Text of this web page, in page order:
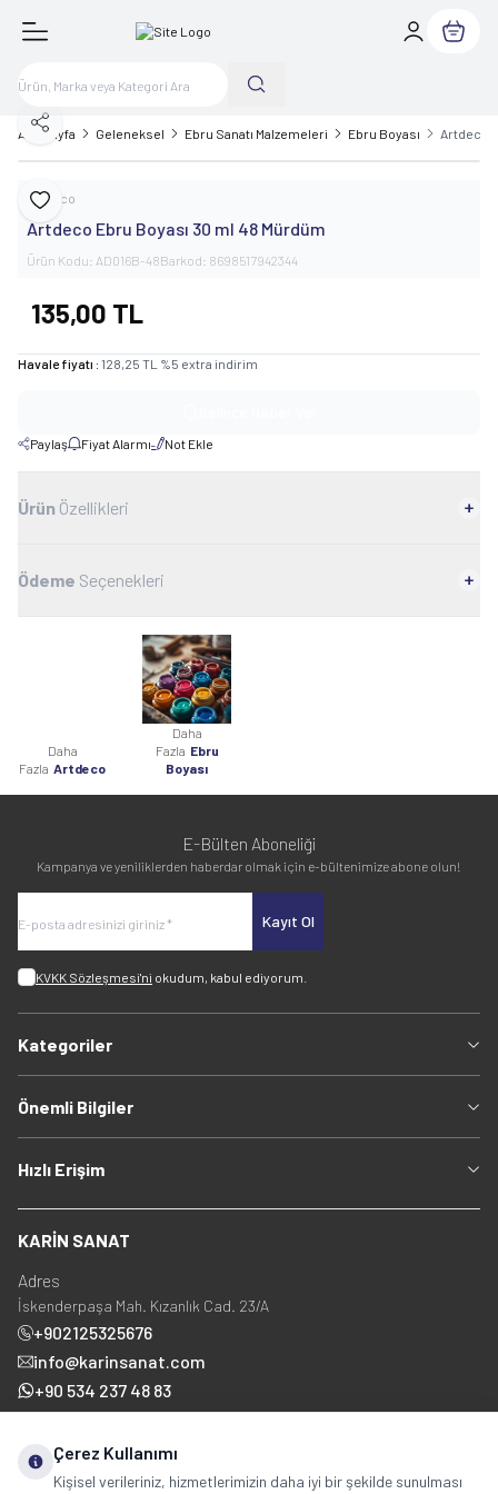
Sepetim
Ana Sayfa Geleneksel Ebru Sanatı Malzemeleri Ebru Boyası Artdeco
Favoriye Ekle
Paylaş
Artdeco
Artdeco Ebru Boyası 30 ml 48 Mürdüm
Ürün Kodu: AD016B-48Barkod: 8698517942344
135,00 TL
Havale fiyatı : 128,25 TL %5 extra indirim
Paylaş Fiyat Alarmı Not Ekle
Ürün Özellikleri
Ödeme Seçenekleri
Daha
Fazla Artdeco
Daha
Fazla Ebru
Boyası
E-Bülten Aboneliği
Kampanya ve yeniliklerden haberdar olmak için e-bültenimize abone olun!
Kayıt Ol
KVKK Sözleşmesi'ni okudum, kabul ediyorum.
Kategoriler
Önemli Bilgiler
Hızlı Erişim
KARİN SANAT
Adres
İskenderpaşa Mah. Kızanlık Cad. 23/A
+902125325676
info@karinsanat.com
+90 534 237 48 83
Çerez Kullanımı
Kişisel verileriniz, hizmetlerimizin daha iyi bir şekilde sunulması